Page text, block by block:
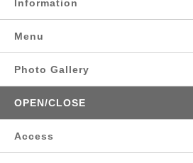
Information
Menu
Photo Gallery
OPEN/CLOSE
Access